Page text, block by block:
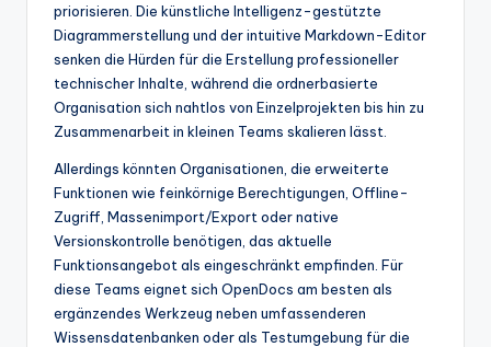
priorisieren. Die künstliche Intelligenz-gestützte
Diagrammerstellung und der intuitive Markdown-Editor
senken die Hürden für die Erstellung professioneller
technischer Inhalte, während die ordnerbasierte
Organisation sich nahtlos von Einzelprojekten bis hin zu
Zusammenarbeit in kleinen Teams skalieren lässt.
Allerdings könnten Organisationen, die erweiterte
Funktionen wie feinkörnige Berechtigungen, Offline-
Zugriff, Massenimport/Export oder native
Versionskontrolle benötigen, das aktuelle
Funktionsangebot als eingeschränkt empfinden. Für
diese Teams eignet sich OpenDocs am besten als
ergänzendes Werkzeug neben umfassenderen
Wissensdatenbanken oder als Testumgebung für die